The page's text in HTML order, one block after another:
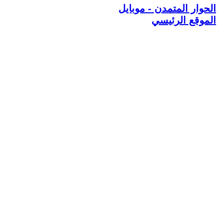
الحوار المتمدن - موبايل
الموقع الرئيسي